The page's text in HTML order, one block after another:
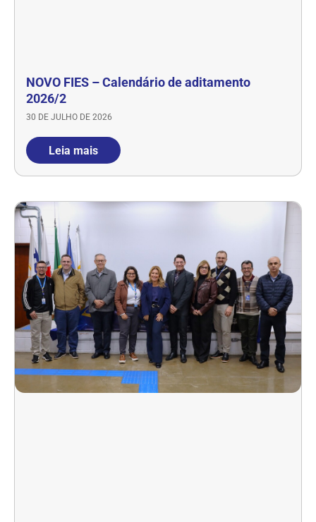
NOVO FIES – Calendário de aditamento
2026/2
30 DE JULHO DE 2026
Leia mais